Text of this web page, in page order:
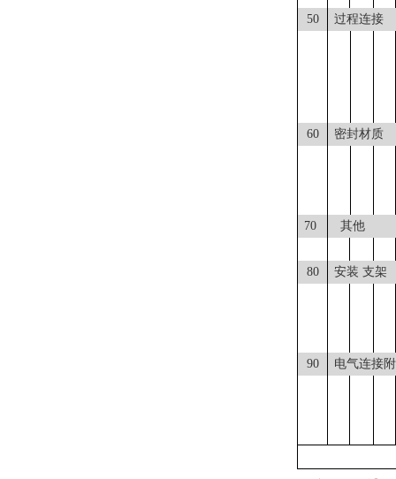
50 过程连接
60 密封材质
70 其他
80 安装 支架
90 电气连接